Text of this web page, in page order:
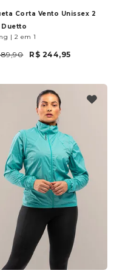
Corta Vento Unissex 2
Duetto
| 2 em 1
R$ 244,95